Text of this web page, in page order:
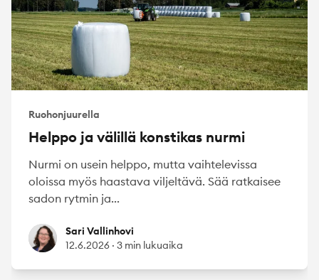
Ruohonjuurella
Helppo ja välillä konstikas nurmi
Nurmi on usein helppo, mutta vaihtelevissa
oloissa myös haastava viljeltävä. Sää ratkaisee
sadon rytmin ja...
Sari Vallinhovi
Sari Vallinhovi
12.6.2026 · 3 min lukuaika